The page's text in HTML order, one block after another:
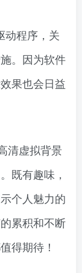
动程序，关
。因为软件
果也会日益
清虚拟背景
既有趣味，
个人魅力的
累积和不断
得期待！